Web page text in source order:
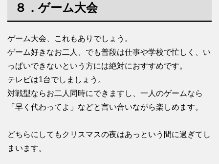
８．ゲーム大会
ゲーム大会、これもありでしょう。
ゲーム好きなお二人、でも普段は仕事や学校で忙しく、い
っぱいできないという方には絶対におすすめです。
テレビは1台でしましょう。
対戦型ならお二人同時にできますし、一人のゲームなら
「早く代わってよ」などと言い合いながら楽しめます。
どちらにしてもクリスマスの夜はあっという間に過ぎてし
まいます。